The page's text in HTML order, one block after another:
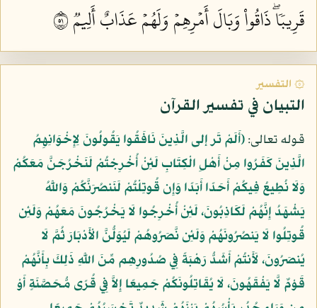
قَرِيبٗاۖ ذَاقُواْ وَبَالَ أَمۡرِهِمۡ وَلَهُمۡ عَذَابٌ أَلِيمٞ ١٥
۞ التفسير
التبيان في تفسير القرآن
قوله تعالى:﴿أَلَمْ تَر إلى الَّذِينَ نَافَقُوا يَقُولُونَ لِإِخْوَانِهِمُ
الَّذِينَ كَفَرُوا مِنْ أَهْلِ الْكِتَابِ لَئِنْ أُخْرِجْتُمْ لَنَخْرُجَنَّ مَعَكُمْ
وَلَا نُطِيعُ فِيكُمْ أَحَدًا أَبَدًا وَإِن قُوتِلْتُمْ لَنَنصُرَنَّكُمْ وَاللَّهُ
يَشْهَدُ إِنَّهُمْ لَكَاذِبُونَ، لَئِنْ أُخْرِجُوا لَا يَخْرُجُونَ مَعَهُمْ وَلَئِن
قُوتِلُوا لَا يَنصُرُونَهُمْ وَلَئِن نَّصَرُوهُمْ لَيُوَلُّنَّ الْأَدْبَارَ ثُمَّ لَا
يُنصَرُونَ، لَأَنتُمْ أَشَدُّ رَهْبَةً فِي صُدُورِهِم مِّنَ اللَّهِ ذَلِكَ بِأَنَّهُمْ
قَوْمٌ لَّا يَفْقَهُونَ، لَا يُقَاتِلُونَكُمْ جَمِيعًا إِلاَّ فِي قُرًى مُّحَصَّنَةٍ أَوْ